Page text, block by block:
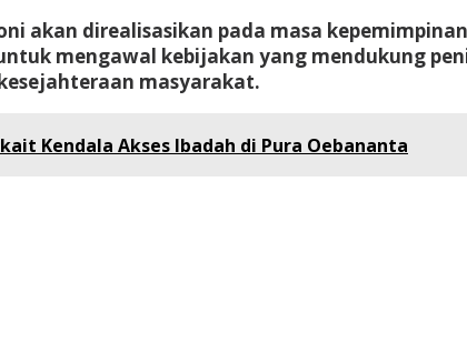
akan direalisasikan pada masa
mengawal kebijakan yang mendukung
masyarakat.
Kendala Akses Ibadah di Pura Oebananta